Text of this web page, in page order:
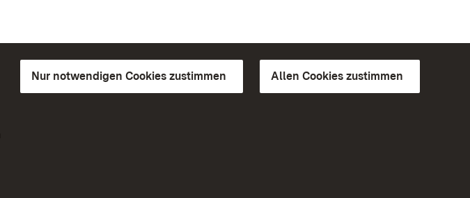
Nur notwendigen Cookies zustimmen Allen Cookies zustimmen